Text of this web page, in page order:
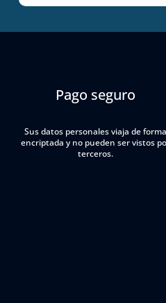
Pago seguro
Sus datos personales viaja de forma
encriptada y no pueden ser vistos
terceros.